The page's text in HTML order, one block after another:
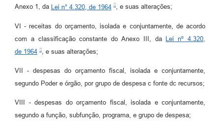
Anexo 1, da Lei n° 4.320, de 1964 , e suas alterações;
VI - receitas do orçamento, isolada e conjuntamente, de acordo
com a classificação constante do Anexo III, da Lei nº 4.320,
de 1964
, e suas alterações;
VII - despesas do orçamento fiscal, isolada e conjuntamente,
segundo Poder e órgão, por grupo de despesa c fonte dc recursos;
VIII - despesas do orçamento fiscal, isolada e conjuntamente,
segundo a função, subfunção, programa, e grupo de despesa;